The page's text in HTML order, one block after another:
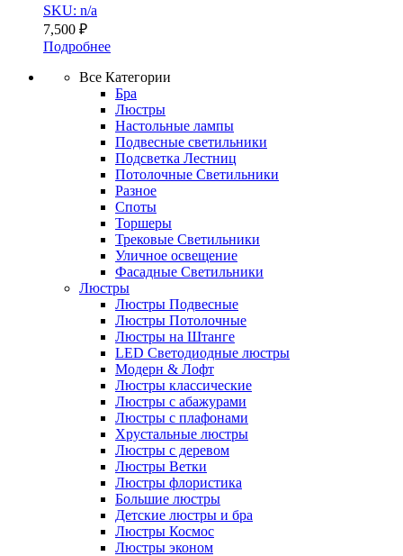
SKU: n/a
7,500 ₽
Подробнее
Все Категории
Бра
Люстры
Настольные лампы
Подвесные светильники
Подсветка Лестниц
Потолочные Светильники
Разное
Споты
Торшеры
Трековые Светильники
Уличное освещение
Фасадные Светильники
Люстры
Люстры Подвесные
Люстры Потолочные
Люстры на Штанге
LED Светодиодные люстры
Модерн & Лофт
Люстры классические
Люстры с абажурами
Люстры с плафонами
Хрустальные люстры
Люстры с деревом
Люстры Ветки
Люстры флористика
Большие люстры
Детские люстры и бра
Люстры Космос
Люстры эконом